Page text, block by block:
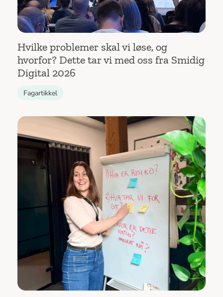
Hvilke problemer skal vi løse, og
hvorfor? Dette tar vi med oss fra Smidig
Digital 2026
Fagartikkel